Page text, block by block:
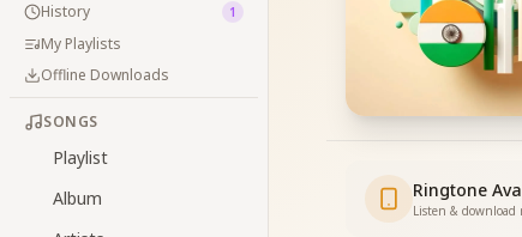
History
1
My Playlists
Offline Downloads
SONGS
Playlist
Album
Ringtone
Listen &